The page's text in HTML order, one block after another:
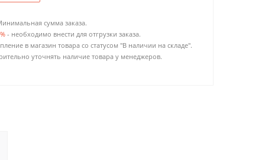
сумма заказа.
- необходимо внести для отгрузки заказа.
в магазин товара со статусом "В наличии на складе".
уточнять наличие товара у менеджеров.